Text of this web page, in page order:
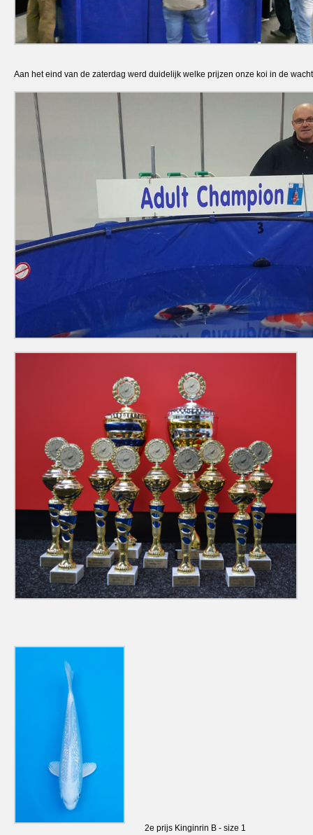
Aan het eind van de zaterdag werd duidelijk welke prijzen onze koi in de
2e prijs Kinginrin B - size 1